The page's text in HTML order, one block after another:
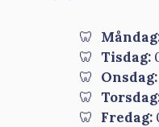
Tisdag:
Onsdag:
Fredag: